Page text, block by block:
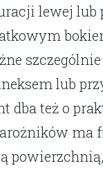
lewej lub
lub
dba też o
ma